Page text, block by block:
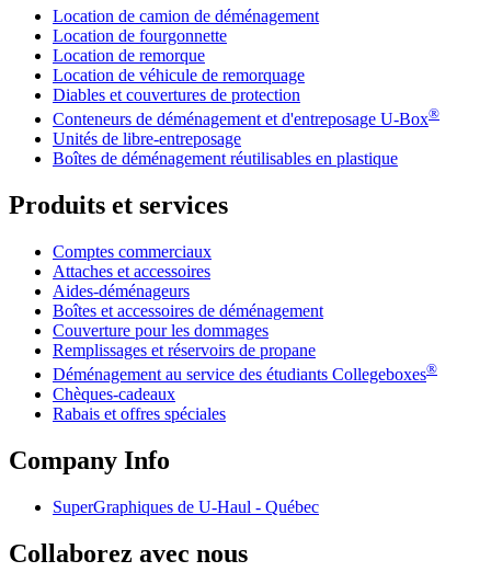
Location de camion de déménagement
Location de fourgonnette
Location de remorque
Location de véhicule de remorquage
Diables et couvertures de protection
Conteneurs de déménagement et d'entreposage U-Box®
Unités de libre-entreposage
Boîtes de déménagement réutilisables en plastique
Produits et services
Comptes commerciaux
Attaches et accessoires
Aides-déménageurs
Boîtes et accessoires de déménagement
Couverture pour les dommages
Remplissages et réservoirs de propane
Déménagement au service des étudiants Collegeboxes®
Chèques-cadeaux
Rabais et offres spéciales
Company Info
SuperGraphiques de U-Haul - Québec
Collaborez avec nous